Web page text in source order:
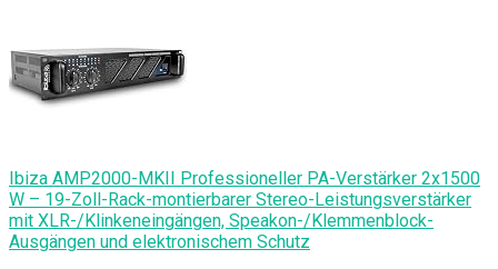
Ibiza AMP2000-MKII Professioneller PA-Verstärker 2x1500
W – 19-Zoll-Rack-montierbarer Stereo-Leistungsverstärker
mit XLR-/Klinkeneingängen, Speakon-/Klemmenblock-
Ausgängen und elektronischem Schutz